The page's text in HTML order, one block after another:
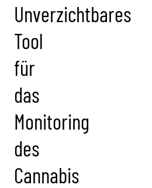
Unverzichtbares
Tool
für
das
Monitoring
des
Cannabis